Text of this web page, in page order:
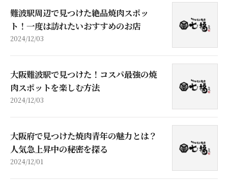
難波駅周辺で見つけた絶品焼肉スポッ
ト！一度は訪れたいおすすめのお店
2024/12/03
大阪難波駅で見つけた！コスパ最強の焼
肉スポットを楽しむ方法
2024/12/03
大阪府で見つけた焼肉青年の魅力とは？
人気急上昇中の秘密を探る
2024/12/01